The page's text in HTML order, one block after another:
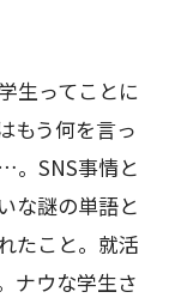
生ってことに
もう何を言っ
。SNS事情と
な謎の単語と
たこと。就活
ナウな学生さ